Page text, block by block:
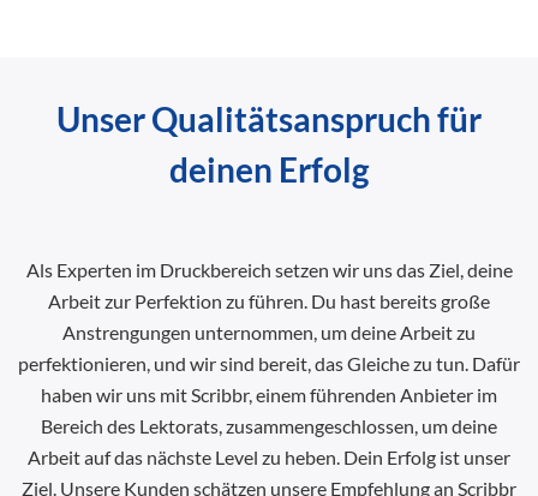
Unser Qualitätsanspruch für
deinen Erfolg
Als Experten im Druckbereich setzen wir uns das Ziel, deine
Arbeit zur Perfektion zu führen. Du hast bereits große
Anstrengungen unternommen, um deine Arbeit zu
perfektionieren, und wir sind bereit, das Gleiche zu tun. Dafür
haben wir uns mit Scribbr, einem führenden Anbieter im
Bereich des Lektorats, zusammengeschlossen, um deine
Arbeit auf das nächste Level zu heben. Dein Erfolg ist unser
Ziel. Unsere Kunden schätzen unsere Empfehlung an Scribbr